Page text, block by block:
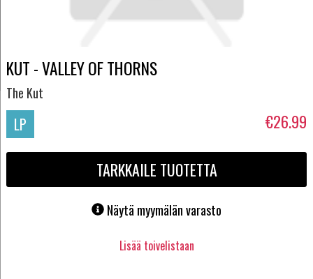
KUT - VALLEY OF THORNS
The Kut
LP €26.99
TARKKAILE TUOTETTA
Näytä myymälän varasto
Lisää toivelistaan